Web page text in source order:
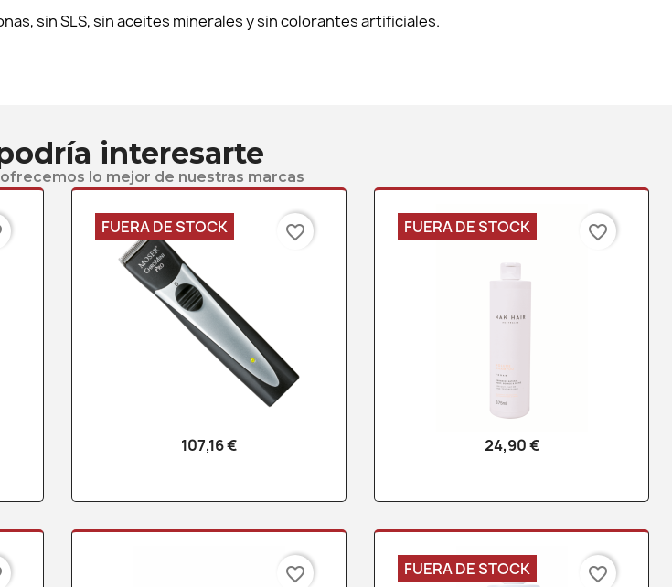
sin SLS, sin aceites minerales y sin colorantes artificiales.
interesarte
lo mejor de nuestras marcas
Vista rápida
107,16 €
FUERA DE STOCK favorite_border
Vista rápida
24,90 €
FUERA DE STOCK favorite_border
favorite_border FUERA DE STOCK favorite_border